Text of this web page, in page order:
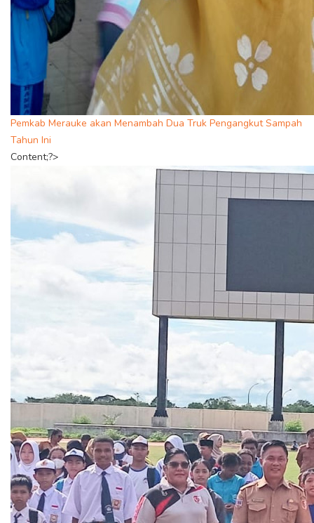
Pemkab Merauke akan Menambah Dua Truk Pengangkut Sampah
Tahun Ini
Content;?>